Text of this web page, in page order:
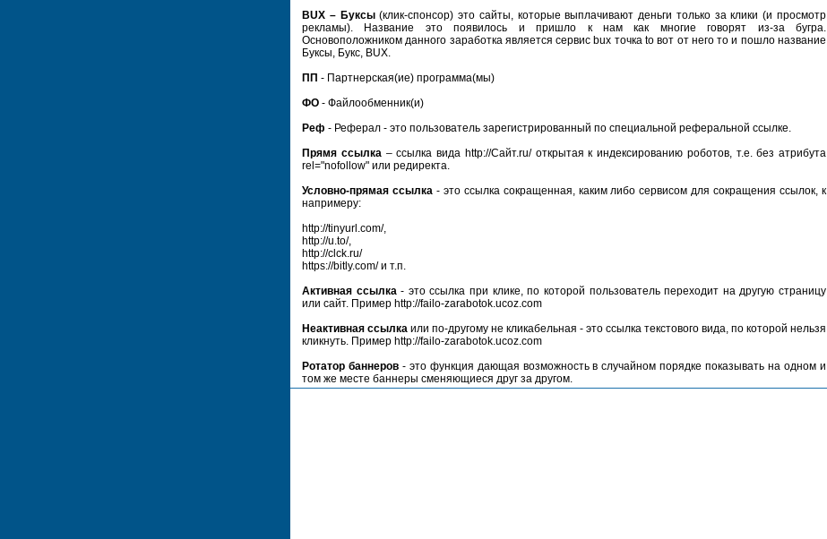
BUX – Буксы(клик-спонсор) это сайты, которые выплачивают деньги только за клики (и просмотр
рекламы). Название это появилось и пришло к нам как многие говорят из-за бугра.
Основоположником данного заработка является сервис bux точка to вот от него то и пошло название
Буксы, Букс, BUX.
ПП - Партнерская(ие) программа(мы)
ФО - Файлообменник(и)
Реф - Реферал - это пользователь зарегистрированный по специальной реферальной ссылке.
Прямя ссылка– ссылка вида http://Сайт.ru/ открытая к индексированию роботов, т.е. без атрибута
rel="nofollow" или редиректа.
Условно-прямая ссылка- это ссылка сокращенная, каким либо сервисом для сокращения ссылок, к
напримеру:
http://tinyurl.com/,
http://u.to/,
http://clck.ru/
https://bitly.com/ и т.п.
Активная ссылка- это ссылка при клике, по которой пользователь переходит на другую страницу
или сайт. Пример http://failo-zarabotok.ucoz.com
Неактивная ссылка или по-другому не кликабельная - это ссылка текстового вида, по которой нельзя
кликнуть. Пример http://failo-zarabotok.ucoz.com
Ротатор баннеров- это функция дающая возможность в случайном порядке показывать на одном и
том же месте баннеры сменяющиеся друг за другом.